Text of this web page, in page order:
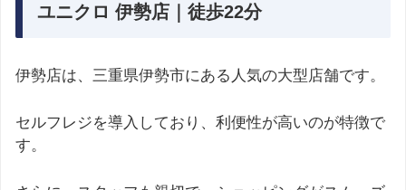
ユニクロ 伊勢店｜徒歩22分
伊勢店は、三重県伊勢市にある人気の大型店舗です。
セルフレジを導入しており、利便性が高いのが特徴で
す。